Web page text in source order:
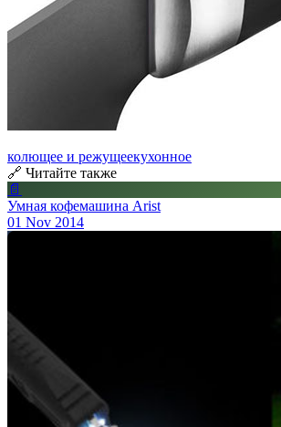
колющее и режущеекухонное
🔗 Читайте также
📄
Умная кофемашина Arist
01 Nov 2014